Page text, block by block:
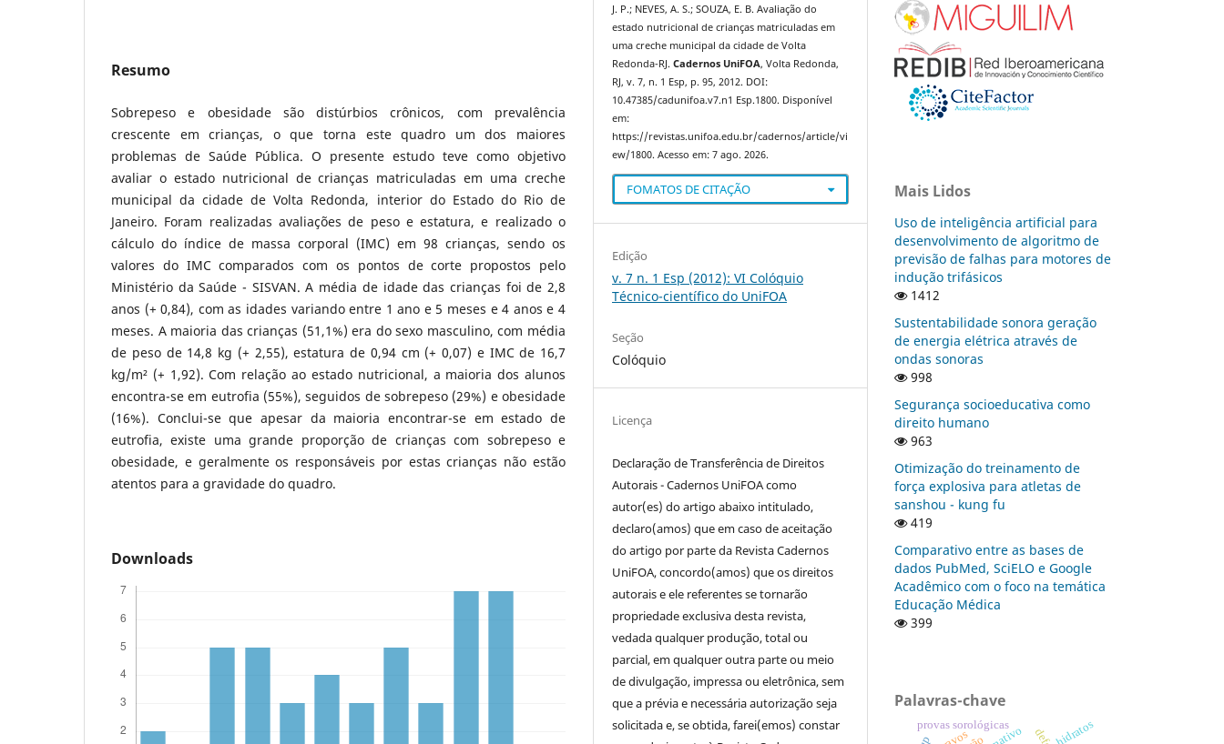
Resumo
Sobrepeso e obesidade são distúrbios crônicos, com prevalência
crescente em crianças, o que torna este quadro um dos maiores
problemas de Saúde Pública. O presente estudo teve como objetivo
avaliar o estado nutricional de crianças matriculadas em uma creche
municipal da cidade de Volta Redonda, interior do Estado do Rio de
Janeiro. Foram realizadas avaliações de peso e estatura, e realizado o
cálculo do índice de massa corporal (IMC) em 98 crianças, sendo os
valores do IMC comparados com os pontos de corte propostos pelo
Ministério da Saúde - SISVAN. A média de idade das crianças foi de 2,8
anos (+ 0,84), com as idades variando entre 1 ano e 5 meses e 4 anos e 4
meses. A maioria das crianças (51,1%) era do sexo masculino, com média
de peso de 14,8 kg (+ 2,55), estatura de 0,94 cm (+ 0,07) e IMC de 16,7
kg/m² (+ 1,92). Com relação ao estado nutricional, a maioria dos alunos
encontra-se em eutrofia (55%), seguidos de sobrepeso (29%) e obesidade
(16%). Conclui-se que apesar da maioria encontrar-se em estado de
eutrofia, existe uma grande proporção de crianças com sobrepeso e
obesidade, e geralmente os responsáveis por estas crianças não estão
atentos para a gravidade do quadro.
Downloads
J. P.; NEVES, A. S.; SOUZA, E. B. Avaliação do
estado nutricional de crianças matriculadas em
uma creche municipal da cidade de Volta
Redonda-RJ.Cadernos UniFOA, Volta Redonda,
RJ, v. 7, n. 1 Esp, p. 95, 2012. DOI:
10.47385/cadunifoa.v7.n1 Esp.1800. Disponível
em:
https://revistas.unifoa.edu.br/cadernos/article/vi
ew/1800. Acesso em: 7 ago. 2026.
FOMATOS DE CITAÇÃO
Edição
v. 7 n. 1 Esp (2012): VI Colóquio
Técnico-científico do UniFOA
Seção
Colóquio
Licença
Declaração de Transferência de Direitos
Autorais - Cadernos UniFOA como
autor(es) do artigo abaixo intitulado,
declaro(amos) que em caso de aceitação
do artigo por parte da Revista Cadernos
UniFOA, concordo(amos) que os direitos
autorais e ele referentes se tornarão
propriedade exclusiva desta revista,
vedada qualquer produção, total ou
parcial, em qualquer outra parte ou meio
de divulgação, impressa ou eletrônica, sem
que a prévia e necessária autorização seja
solicitada e, se obtida, farei(emos) constar
Mais Lidos
Uso de inteligência artificial para
desenvolvimento de algoritmo de
previsão de falhas para motores de
indução trifásicos
1412
Sustentabilidade sonora geração
de energia elétrica através de
ondas sonoras
998
Segurança socioeducativa como
direito humano
963
Otimização do treinamento de
força explosiva para atletas de
sanshou - kung fu
419
Comparativo entre as bases de
dados PubMed, SciELO e Google
Acadêmico com o foco na temática
Educação Médica
399
Palavras-chave
provas sorológicas hidratos